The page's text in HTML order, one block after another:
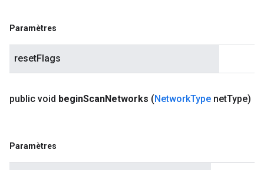
Paramètres
resetFlags
public void beginScanNetworks (NetworkType netType)
Paramètres